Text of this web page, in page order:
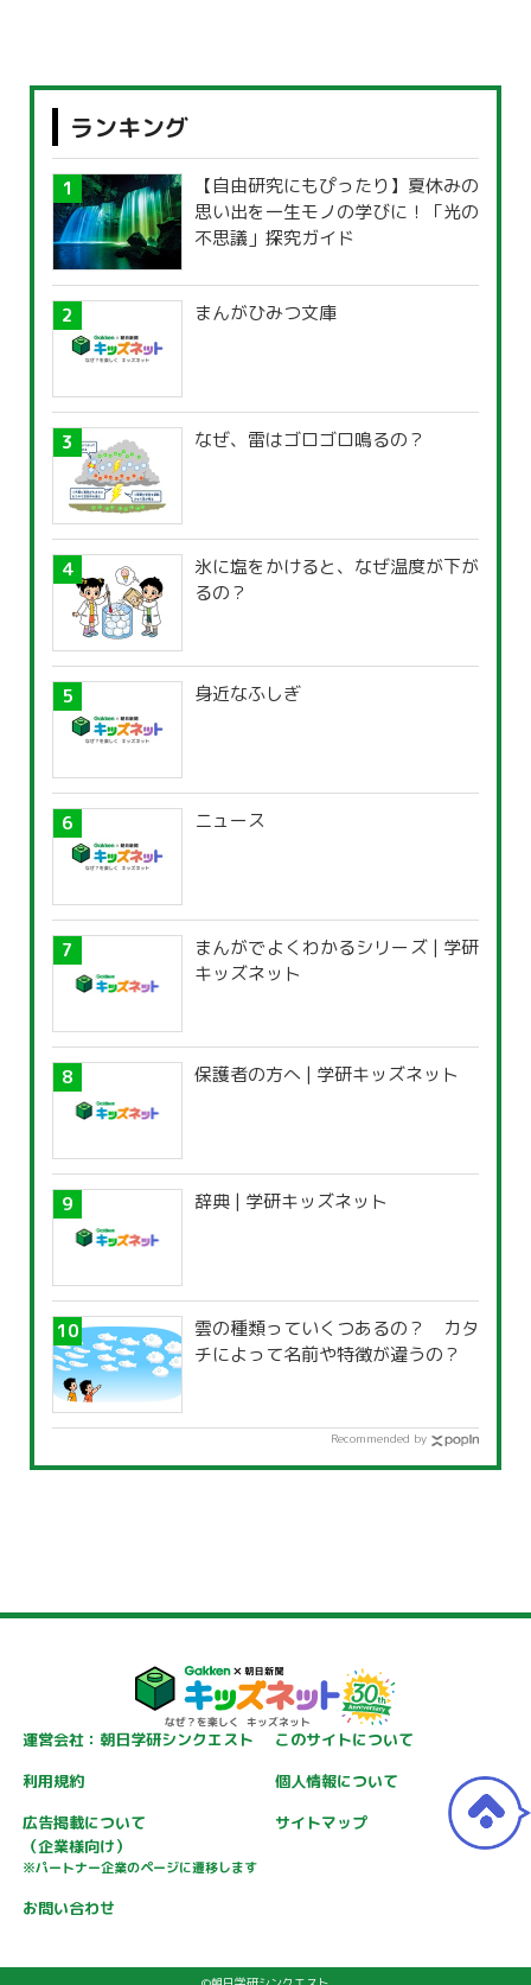
ランキング
【自由研究にもぴったり】夏休みの
思い出を一生モノの学びに！「光の
不思議」探究ガイド
まんがひみつ文庫
なぜ、雷はゴロゴロ鳴るの？
氷に塩をかけると、なぜ温度が下が
るの？
身近なふしぎ
ニュース
まんがでよくわかるシリーズ | 学研
キッズネット
保護者の方へ | 学研キッズネット
辞典 | 学研キッズネット
雲の種類っていくつあるの？ カタ
チによって名前や特徴が違うの？
Recommended by
運営会社：朝日学研シンクエスト
このサイトについて
利用規約
個人情報について
広告掲載について
（企業様向け）
※パートナー企業のページに遷移します
サイトマップ
お問い合わせ